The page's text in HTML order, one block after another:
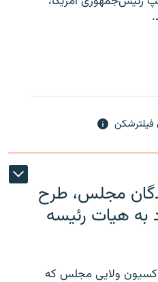
مجلس، طرح
به هیات رئیسه
ولایی مجلس که